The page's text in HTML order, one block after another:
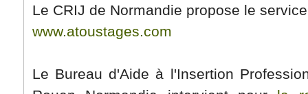
Le CRIJ de Normandie propose le
www.atoustages.com
Le Bureau d'Aide à l'Insertion